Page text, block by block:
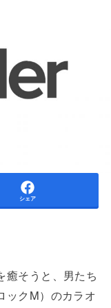
シェア
癒そうと、男たち
ックM）のカラオ